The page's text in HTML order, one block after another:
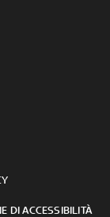
DI ACCESSIBILITÀ